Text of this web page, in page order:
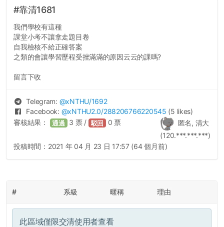
#靠清1681
我們學校有這種
課堂小考不讓拿走題目卷
自我檢核不給正確答案
之類的會讓學習歷程受挫滿滿的原因云云的課嗎?
留言下收
Telegram: @xNTHU/1692
Facebook: @xNTHU2.0/288206766220545 (5 likes)
匿名, 清大
(120.***.***.***)
審核結果： 通過 3 票 / 駁回 0 票
投稿時間： 2021 年 04 月 23 日 17:57 (64 個月前)
# 系級 暱稱 理由
此區域僅限交清使用者查看